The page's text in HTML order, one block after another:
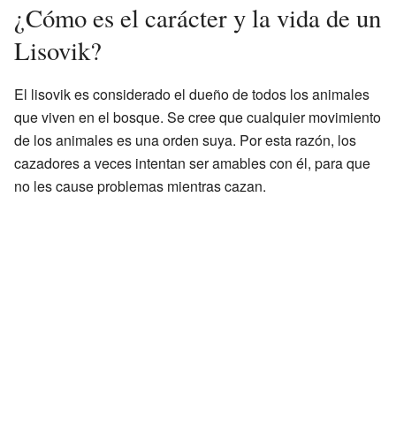
¿Cómo es el carácter y la vida de un
Lisovik?
El lisovik es considerado el dueño de todos los animales
que viven en el bosque. Se cree que cualquier movimiento
de los animales es una orden suya. Por esta razón, los
cazadores a veces intentan ser amables con él, para que
no les cause problemas mientras cazan.